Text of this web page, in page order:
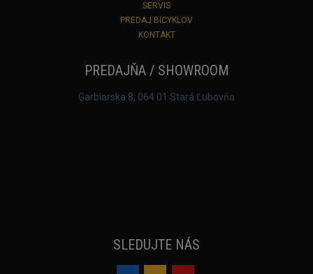
SERVIS
PREDAJ BICYKLOV
KONTAKT
PREDAJŇA / SHOWROOM
Garbiarska 8, 064 01 Stará Ľubovňa
SLEDUJTE NÁS